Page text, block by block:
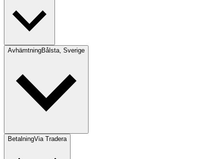
AvhämtningBålsta, Sverige
BetalningVia Tradera